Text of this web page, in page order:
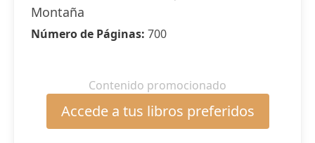
Montaña
Número de Páginas: 700
Contenido promocionado
Accede a tus libros preferidos